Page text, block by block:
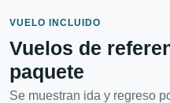
VUELO INCLUIDO
Vuelos de
paquete
Se muestran ida y regreso